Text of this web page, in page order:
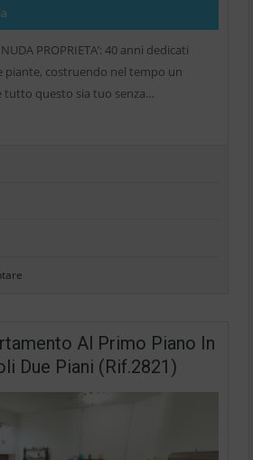
PROPRIETA’: 40 anni dedicati
piante, costruendo nel tempo un
tutto questo sia tuo senza…
Al Primo Piano In
Due Piani (Rif.2821)